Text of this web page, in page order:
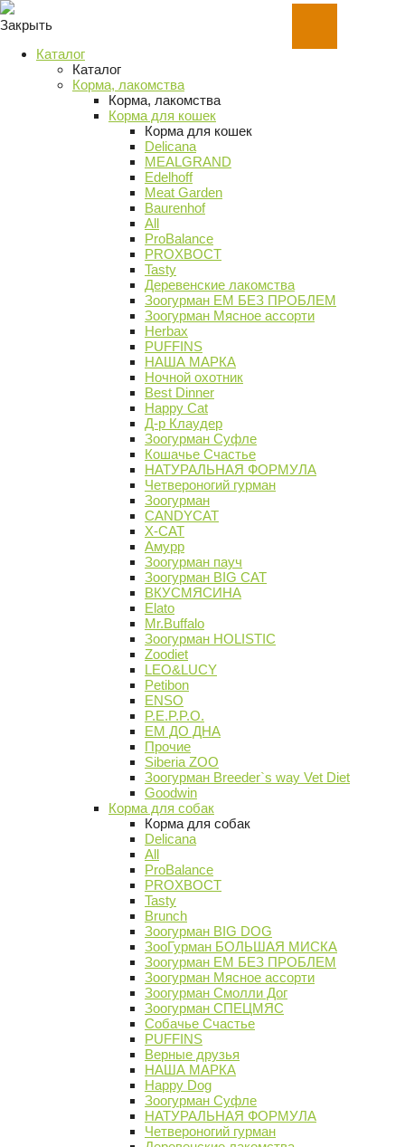
Закрыть
Каталог
Каталог
Корма, лакомства
Корма, лакомства
Корма для кошек
Корма для кошек
Delicana
MEALGRAND
Edelhoff
Meat Garden
Baurenhof
All
ProBalance
PROХВОСТ
Tasty
Деревенские лакомства
Зоогурман ЕМ БЕЗ ПРОБЛЕМ
Зоогурман Мясное ассорти
Herbax
PUFFINS
НАША МАРКА
Ночной охотник
Best Dinner
Happy Cat
Д-р Клаудер
Зоогурман Суфле
Кошачье Счастье
НАТУРАЛЬНАЯ ФОРМУЛА
Четвероногий гурман
Зоогурман
CANDYCAT
X-CAT
Амурр
Зоогурман пауч
Зоогурман BIG CAT
ВКУСМЯСИНА
Elato
Mr.Buffalo
Зоогурман HOLISTIC
Zoodiet
LEO&LUCY
Petibon
ENSO
P.E.P.P.O.
ЕМ ДО ДНА
Прочие
Siberia ZOO
Зоогурман Breeder`s way Vet Diet
Goodwin
Корма для собак
Корма для собак
Delicana
All
ProBalance
PROХВОСТ
Tasty
Brunch
Зоогурман BIG DOG
ЗооГурман БОЛЬШАЯ МИСКА
Зоогурман ЕМ БЕЗ ПРОБЛЕМ
Зоогурман Мясное ассорти
Зоогурман Смолли Дог
Зоогурман СПЕЦМЯС
Собачье Счастье
PUFFINS
Верные друзья
НАША МАРКА
Happy Dog
Зоогурман Суфле
НАТУРАЛЬНАЯ ФОРМУЛА
Четвероногий гурман